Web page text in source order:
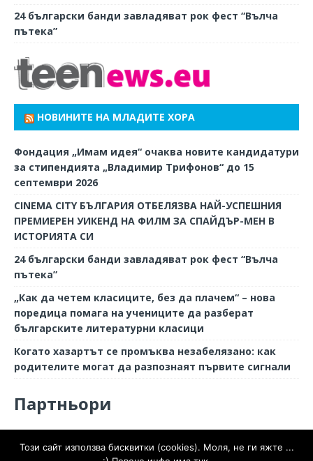
24 български банди завладяват рок фест “Вълча
пътека”
НОВИНИТЕ НА МЛАДИТЕ ХОРА
Фондация „Имам идея“ очаква новите кандидатури
за стипендията „Владимир Трифонов“ до 15
септември 2026
CINEMA CITY БЪЛГАРИЯ ОТБЕЛЯЗВА НАЙ-УСПЕШНИЯ
ПРЕМИЕРЕН УИКЕНД НА ФИЛМ ЗА СПАЙДЪР-МЕН В
ИСТОРИЯТА СИ
24 български банди завладяват рок фест “Вълча
пътека”
„Как да четем класиците, без да плачем“ – нова
поредица помага на учениците да разберат
българските литературни класици
Когато хазартът се промъква незабелязано: как
родителите могат да разпознаят първите сигнали
Партньори
Този сайт използва бисквитки (cookies). Моля, не ги яжте ...